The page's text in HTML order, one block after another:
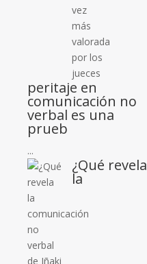
peritaje en
comunicación no
verbal es una
prueb
...
¿Qué revela
la